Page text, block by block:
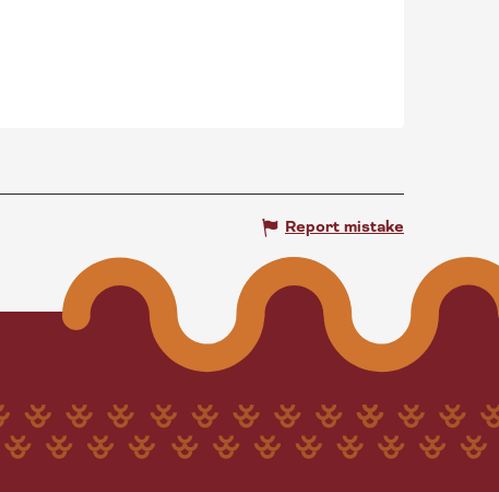
Report mistake